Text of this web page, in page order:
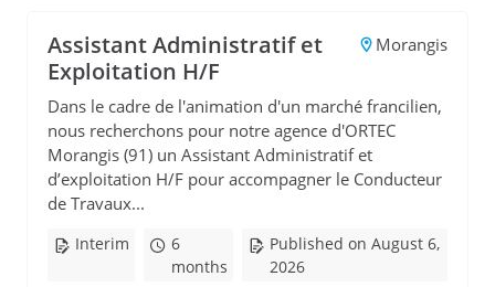
Assistant Administratif et
Exploitation H/F
Morangis
Dans le cadre de l'animation d'un marché francilien,
nous recherchons pour notre agence d'ORTEC
Morangis (91) un Assistant Administratif et
d’exploitation H/F pour accompagner le Conducteur
de Travaux...
Interim
6
months
Published on August 6,
2026